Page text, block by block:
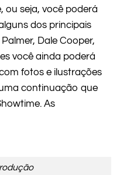
ou seja, você poderá
dos principais
Dale Cooper,
você ainda poderá
fotos e ilustrações
continuação que
As